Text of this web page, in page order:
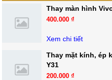
Thay màn hình
400.000 ₫
Xem chi tiết
Thay mặt kính, ép
Y31
200.000 ₫